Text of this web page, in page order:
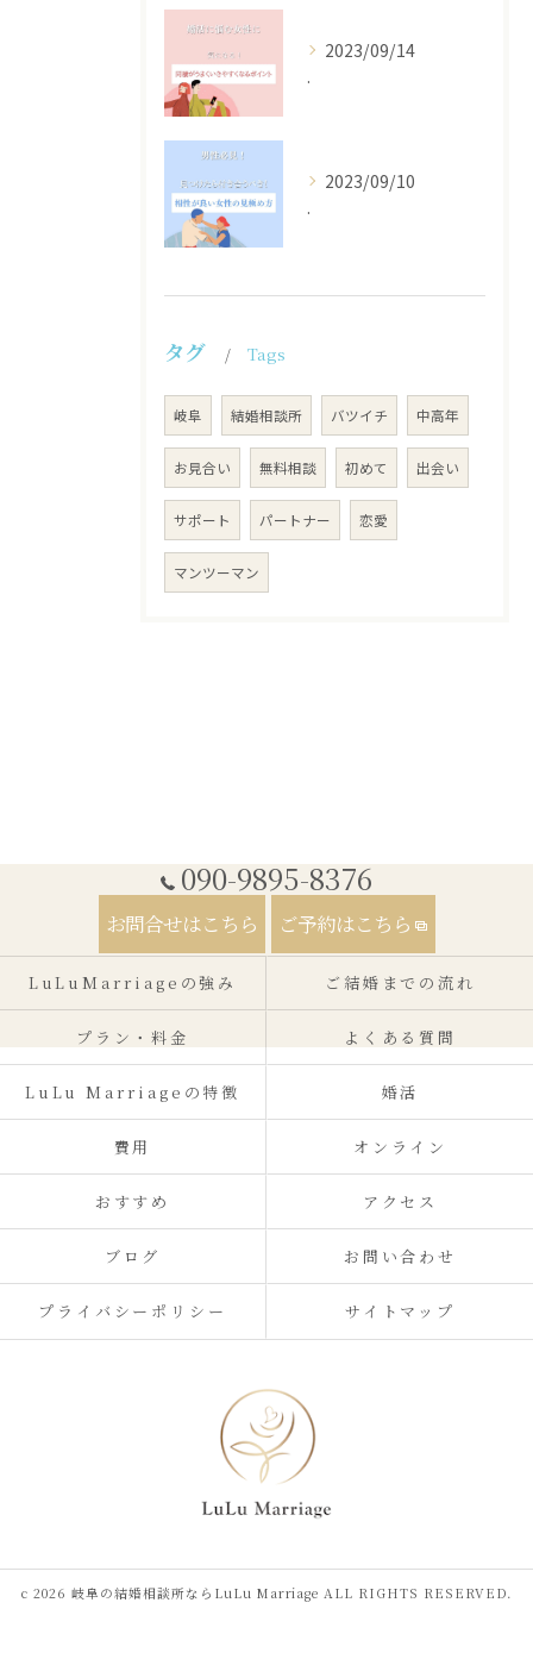
2023/09/14
.
2023/09/10
.
タグ Tags
岐阜 結婚相談所 バツイチ 中高年
お見合い 無料相談 初めて 出会い
サポート パートナー 恋愛
マンツーマン
090-9895-8376
お問合せはこちら ご予約はこちら
LuLuMarriageの強み ご結婚までの流れ
プラン・料金 よくある質問
LuLu Marriageの特徴 婚活
費用 オンライン
おすすめ アクセス
ブログ お問い合わせ
プライバシーポリシー サイトマップ
c 2026 岐阜の結婚相談所ならLuLu Marriage ALL RIGHTS RESERVED.